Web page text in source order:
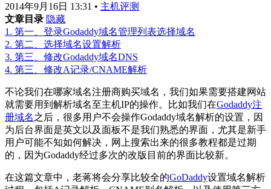
2014年9月16日 13:31 • 主机评测
文章目录 隐藏
1. 第一、登录Godaddy域名管理列表选择域名
2. 第二、选择域名设置解析
3. 第三、修改Godaddy域名DNS
4. 第三、修改A记录/CNAME解析
不论我们在哪家域名注册商购买域名，我们如果需要搭建网站
就需要用到解析域名至主机IP的操作。比如我们在Godaddy注
册域名之后，很多用户不会操作Godaddy域名解析的设置，因
为后台界面是英文以及面板不是我们熟悉的界面，尤其是新手
用户可能不知如何解决，网上搜索出来的很多教程都是过期
的，因为Godaddy经过多次的改版目前的界面比较新。
在这篇文章中，老蒋将会分享比较全的GoDaddy设置域名解析